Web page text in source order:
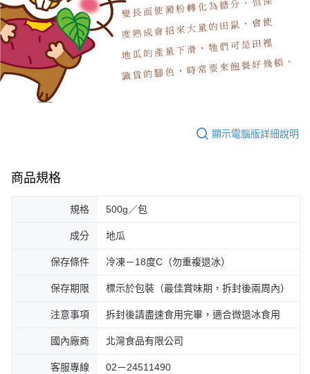
顯示電腦版詳細說明
商品規格
規格 500g／包
成分 地瓜
保存條件 冷凍－18度C（勿重複退冰）
保存期限 標示於包裝（最佳賞味期，拆封後兩周內）
注意事項 拆封後請盡速食用完畢，適合微退冰食用
國內廠商 北灣食品有限公司
客服專線 02－24511490